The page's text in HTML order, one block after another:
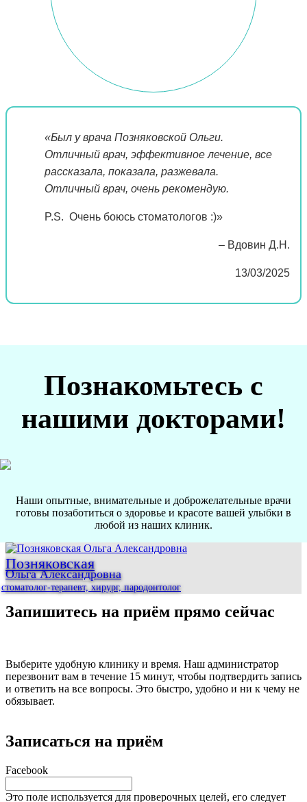
«Был у врача Позняковской Ольги.
Отличный врач, эффективное лечение, все
рассказала, показала, разжевала.
Отличный врач, очень рекомендую.
P.S. Очень боюсь стоматологов :)»
– Вдовин Д.Н.
13/03/2025
Познакомьтесь с
нашими докторами!
Наши опытные, внимательные и доброжелательные врачи
готовы позаботиться о здоровье и красоте вашей улыбки в
любой из наших клиник.
Позняковская
Ольга Александровна
стоматолог-терапевт, хирург, пародонтолог
Запишитесь на приём прямо сейчас
Выберите удобную клинику и время. Наш администратор
перезвонит вам в течение 15 минут, чтобы подтвердить запись
и ответить на все вопросы. Это быстро, удобно и ни к чему не
обязывает.
Записаться на приём
Facebook
Это поле используется для проверочных целей, его следует